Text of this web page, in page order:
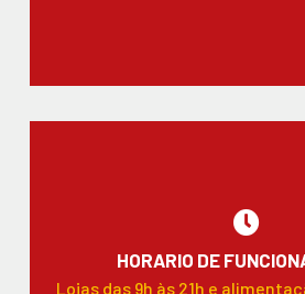
HORARIO DE
Lojas das 9h às 21h e